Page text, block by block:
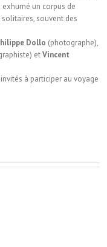
un corpus de
souvent des
Dollo (photographe),
etVincent
à participer au voyage